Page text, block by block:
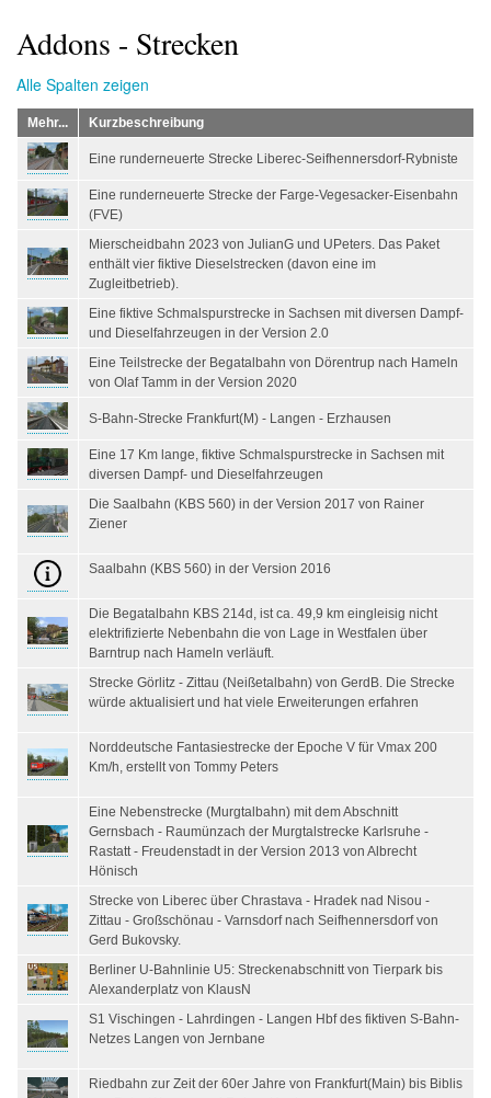
Addons - Strecken
Alle Spalten zeigen
Mehr... Kurzbeschreibung
Eine runderneuerte Strecke Liberec-Seifhennersdorf-Rybniste
Eine runderneuerte Strecke der Farge-Vegesacker-Eisenbahn
(FVE)
Mierscheidbahn 2023 von JulianG und UPeters. Das Paket
enthält vier fiktive Dieselstrecken (davon eine im
Zugleitbetrieb).
Eine fiktive Schmalspurstrecke in Sachsen mit diversen Dampf-
und Dieselfahrzeugen in der Version 2.0
Eine Teilstrecke der Begatalbahn von Dörentrup nach Hameln
von Olaf Tamm in der Version 2020
S-Bahn-Strecke Frankfurt(M) - Langen - Erzhausen
Eine 17 Km lange, fiktive Schmalspurstrecke in Sachsen mit
diversen Dampf- und Dieselfahrzeugen
Die Saalbahn (KBS 560) in der Version 2017 von Rainer
Ziener
Saalbahn (KBS 560) in der Version 2016
Die Begatalbahn KBS 214d, ist ca. 49,9 km eingleisig nicht
elektrifizierte Nebenbahn die von Lage in Westfalen über
Barntrup nach Hameln verläuft.
Strecke Görlitz - Zittau (Neißetalbahn) von GerdB. Die Strecke
würde aktualisiert und hat viele Erweiterungen erfahren
Norddeutsche Fantasiestrecke der Epoche V für Vmax 200
Km/h, erstellt von Tommy Peters
Eine Nebenstrecke (Murgtalbahn) mit dem Abschnitt
Gernsbach - Raumünzach der Murgtalstrecke Karlsruhe -
Rastatt - Freudenstadt in der Version 2013 von Albrecht
Hönisch
Strecke von Liberec über Chrastava - Hradek nad Nisou -
Zittau - Großschönau - Varnsdorf nach Seifhennersdorf von
Gerd Bukovsky.
Berliner U-Bahnlinie U5: Streckenabschnitt von Tierpark bis
Alexanderplatz von KlausN
S1 Vischingen - Lahrdingen - Langen Hbf des fiktiven S-Bahn-
Netzes Langen von Jernbane
Riedbahn zur Zeit der 60er Jahre von Frankfurt(Main) bis Biblis